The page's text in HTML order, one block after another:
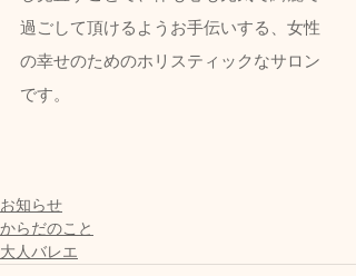
過ごして頂けるようお手伝いする、女性
の幸せのためのホリスティックなサロン
です。
お知らせ
からだのこと
大人バレエ